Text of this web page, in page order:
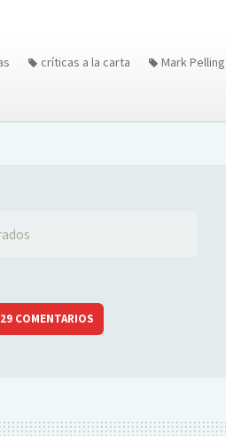
críticas a la carta Mark
29 COMENTARIOS